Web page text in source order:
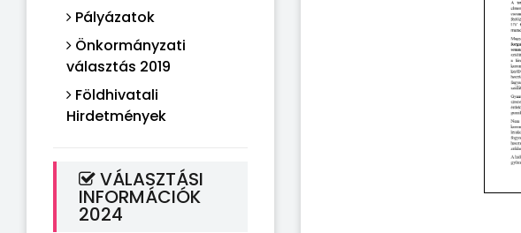
Pályázatok
Önkormányzati
választás 2019
Földhivatali
Hirdetmények
VÁLASZTÁSI
INFORMÁCIÓK
2024